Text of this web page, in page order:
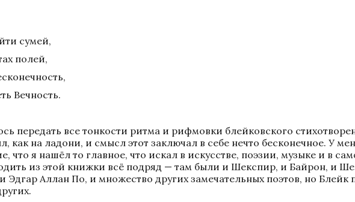
сумей,
полей,
Вечность.
передать все тонкости ритма и рифмовки блейковского
как на ладони, и смысл этот заключал в себе нечто бесконечное. У
что я нашёл то главное, что искал в искусстве, поэзии, музыке и в
из этой книжки всё подряд — там были и Шекспир, и Байрон, и
Эдгар Аллан По, и множество других замечательных поэтов, но Блейк